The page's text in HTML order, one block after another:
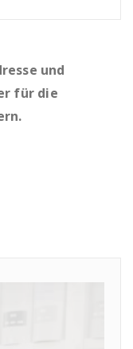
und
für die